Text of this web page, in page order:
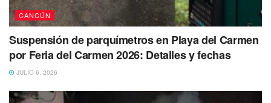
CANCÚN
Suspensión de parquímetros en Playa del Carmen
por Feria del Carmen 2026: Detalles y fechas
JULIO 6, 2026